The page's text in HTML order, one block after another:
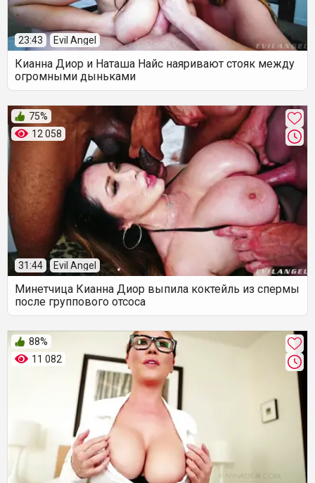
23:43 Evil Angel
Кианна Диор и Наташа Найс наяривают стояк между
огромными дыньками
12 058
75%
31:44 Evil Angel
Минетчица Кианна Диор выпила коктейль из спермы
после группового отсоса
11 082
88%